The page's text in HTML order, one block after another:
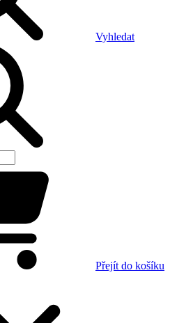
Vyhledat
Přejít do košíku